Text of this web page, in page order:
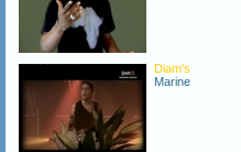
Diam's
Marine